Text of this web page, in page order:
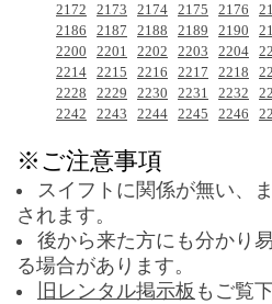
2172
2173 2174 2175 2176
2186
2187 2188 2189 2190
2200
2201 2202 2203 2204
2214 2215 2216 2217 2218
2228
2229 2230 2231 2232
2242
2243 2244 2245 2246
※ご注意事項
スイフトに関係が無い、
されます。
後から来た方にも分かり
る場合があります。
旧レンタル掲示板 もご覧